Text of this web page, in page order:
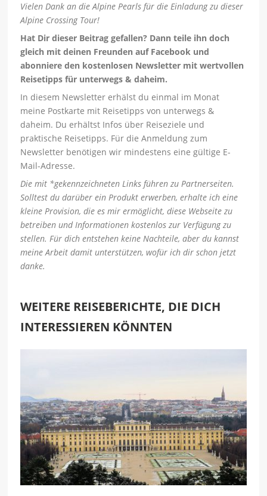
Vielen Dank an die Alpine Pearls für die Einladung zu dieser
Alpine Crossing Tour!
Hat Dir dieser Beitrag gefallen? Dann teile ihn doch
gleich mit deinen Freunden auf Facebook und
abonniere den kostenlosen Newsletter mit wertvollen
Reisetipps für unterwegs & daheim.
In diesem Newsletter erhälst du einmal im Monat
meine Postkarte mit Reisetipps von unterwegs &
daheim. Du erhältst Infos über Reiseziele und
praktische Reisetipps. Für die Anmeldung zum
Newsletter benötigen wir mindestens eine gültige E-
Mail-Adresse.
Die mit *gekennzeichneten Links führen zu Partnerseiten.
Solltest du darüber ein Produkt erwerben, erhalte ich eine
kleine Provision, die es mir ermöglicht, diese Webseite zu
betreiben und Informationen kostenlos zur Verfügung zu
stellen. Für dich entstehen keine Nachteile, aber du kannst
meine Arbeit damit unterstützen, wofür ich dir schon jetzt
danke.
WEITERE REISEBERICHTE, DIE DICH
INTERESSIEREN KÖNNTEN